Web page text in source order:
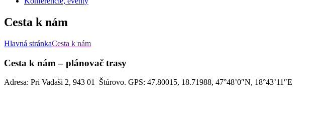
Cesta k nám
Hlavná stránkaCesta k nám
Cesta k nám – plánovač trasy
Adresa: Pri Vadaši 2, 943 01 Štúrovo. GPS: 47.80015, 18.71988, 47°48’0″N, 18°43’11″E